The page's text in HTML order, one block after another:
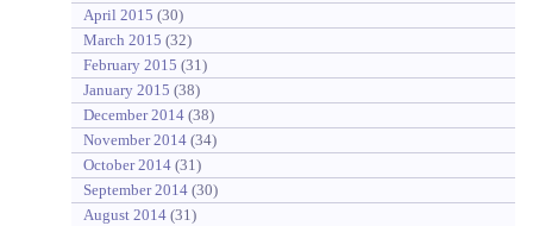
April 2015 (30)
March 2015 (32)
February 2015 (31)
January 2015 (38)
December 2014(38)
November 2014(34)
October 2014(31)
September 2014(30)
August 2014(31)